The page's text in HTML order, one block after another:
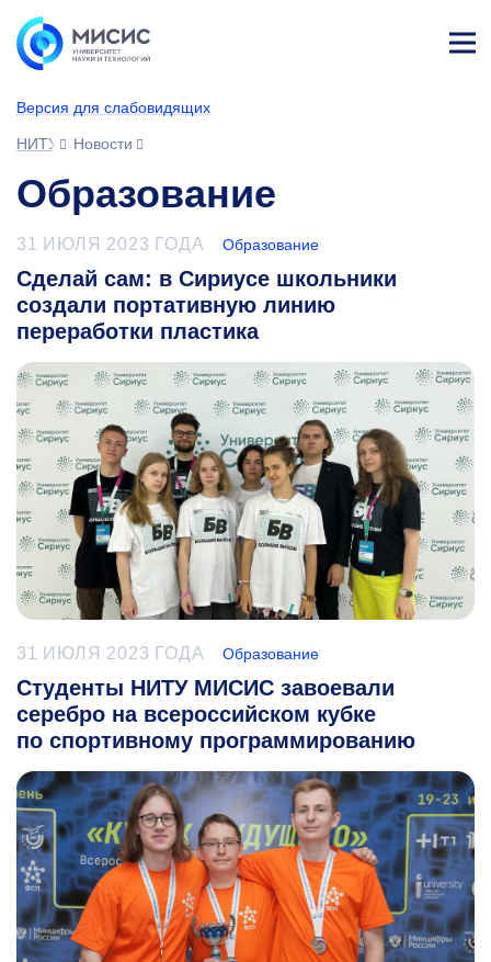
Версия для слабовидящих
НИТУ МИСИС
Новости
Образование
31 ИЮЛЯ 2023 ГОДА Образование
Сделай сам: в Сириусе школьники
создали портативную линию
переработки пластика
31 ИЮЛЯ 2023 ГОДА Образование
Студенты НИТУ МИСИС завоевали
серебро на всероссийском кубке
по спортивному программированию